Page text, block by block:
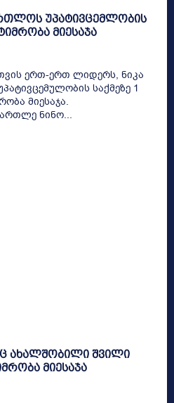
უპატივცემლობის
მიესაჯა
ერთ-ერთ ლიდერს, ნიკა
საქმეზე 1
მიესაჯა.
ნინო...
ახალშობილი შვილი
მიესაჯა